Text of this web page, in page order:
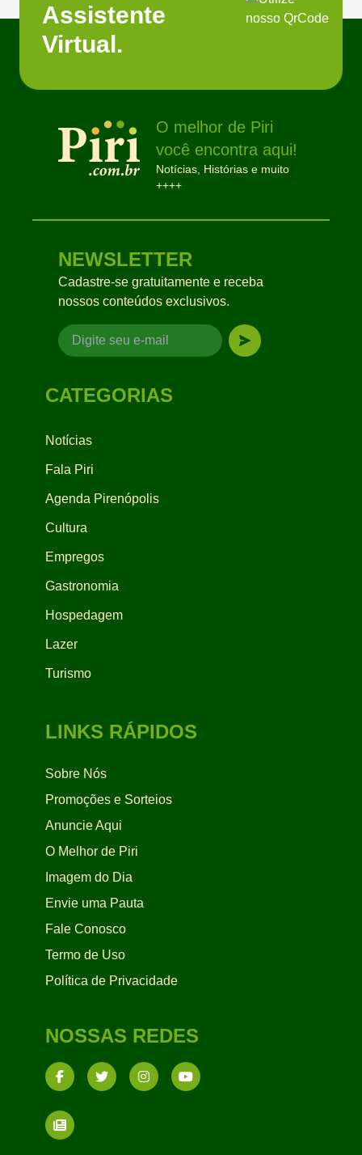
Assistente
Virtual.
O melhor de Piri
você encontra aqui!
Notícias, Histórias e muito
++++
NEWSLETTER
Cadastre-se gratuitamente e receba
nossos conteúdos exclusivos.
CATEGORIAS
Notícias
Fala Piri
Agenda Pirenópolis
Cultura
Empregos
Gastronomia
Hospedagem
Lazer
Turismo
LINKS RÁPIDOS
Sobre Nós
Promoções e Sorteios
Anuncie Aqui
O Melhor de Piri
Imagem do Dia
Envie uma Pauta
Fale Conosco
Termo de Uso
Política de Privacidade
NOSSAS REDES